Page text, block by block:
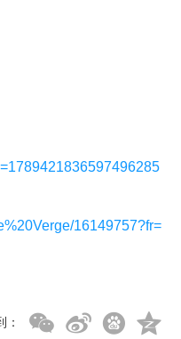
16149757?fr=
：